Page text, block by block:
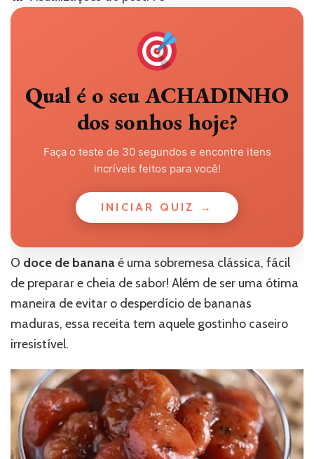
Qual é o seu ACHADINHO
dos sonhos hoje?
Faça o teste de 30 segundos e encontre itens
incríveis feitos para você!
INICIAR QUIZ →
O doce de bananaé uma sobremesa clássica, fácil
de preparar e cheia de sabor! Além de ser uma ótima
maneira de evitar o desperdício de bananas
maduras, essa receita tem aquele gostinho caseiro
irresistível.